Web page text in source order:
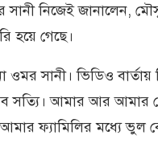
নিজেই জানালেন,
হয়ে গেছে।
ওমর সানী। ভিডিও
সত্যি। আমার আর আমার
ফ্যামিলির মধ্যে ভুল